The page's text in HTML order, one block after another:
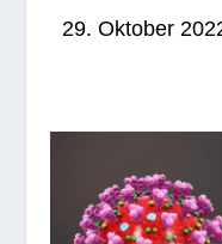
29. Oktober